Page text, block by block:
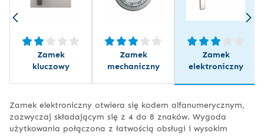
Zamek
kluczowy
Zamek
mechaniczny
Zamek
elektroniczny
Zamek elektroniczny otwiera się kodem alfanumerycznym,
zazwyczaj składającym się z 4 do 8 znaków. Wygoda
użytkowania połączona z łatwością obsługi i wysokim